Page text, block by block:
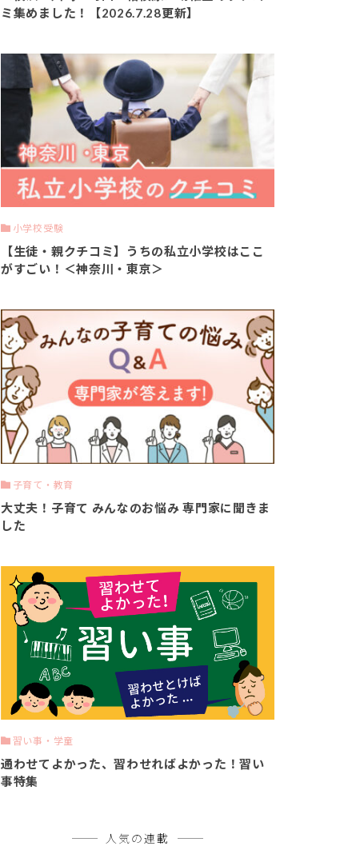
ミ集めました！【2026.7.28更新】
小学校受験
【生徒・親クチコミ】うちの私立小学校はここ
がすごい！＜神奈川・東京＞
子育て・教育
大丈夫！子育て みんなのお悩み 専門家に聞きま
した
習い事・学童
通わせてよかった、習わせればよかった！習い
事特集
人気の連載